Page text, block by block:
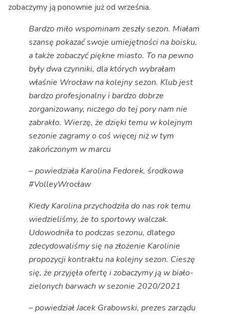
zobaczymy ją ponownie już od września.
Bardzo miło wspominam zeszły sezon. Miałam
szansę pokazać swoje umiejętności na boisku,
a także zobaczyć piękne miasto. To na pewno
były dwa czynniki, dla których wybrałam
właśnie Wrocław na kolejny sezon. Klub jest
bardzo profesjonalny i bardzo dobrze
zorganizowany, niczego do tej pory nam nie
zabrakło. Wierzę, że dzięki temu w kolejnym
sezonie zagramy o coś więcej niż w tym
zakończonym w marcu
– powiedziała Karolina Fedorek, środkowa
#VolleyWrocław
Kiedy Karolina przychodziła do nas rok temu
wiedzieliśmy, że to sportowy walczak.
Udowodniła to podczas sezonu, dlatego
zdecydowaliśmy się na złożenie Karolinie
propozycji kontraktu na kolejny sezon. Cieszę
się, że przyjęła ofertę i zobaczymy ją w biało-
zielonych barwach w sezonie 2020/2021
– powiedział Jacek Grabowski, prezes zarządu